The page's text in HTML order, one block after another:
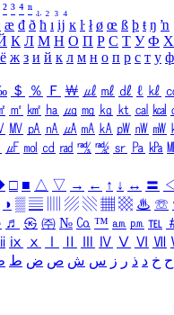
² ³ ⁴ ⁿ ₁ ₂ ₃ ₄
æ đ ð ħ ı ĳ ĸ ŀ ł ø œ ß þ ŧ ŋ ŉ
К Л М Н О П Р С Т У Ф Х
ё ж з и й к л м н о п р с т у ф
＄ ％ Ｆ ￦ ㎕ ㎖ ㎗ ℓ ㎘
㎡ ㎢ ㏊ ㎍ ㎎ ㎏ ㏏ ㎈ ㎉
㎹ ㎀ ㎁ ㎂ ㎃ ㎄ ㎺ ㎻ ㎽
㎌ ㏖ ㏅ ㎭ ㎮ ㎯ ㏛ ㎩ ㎪
□ ■ △ ▽ → ← ↑ ↓ ↔ 〓 ◁
◑ ▒ ▤ ▨ ▧ ▦ ▩ ♨ ☏
♬ ㉿ ㈜ № ㏇ ™ ㏂ ㏘ ℡
ⅸ ⅹ Ⅳ Ⅴ Ⅵ Ⅶ
ح خ د ذ ر ز س ش ص ض ط